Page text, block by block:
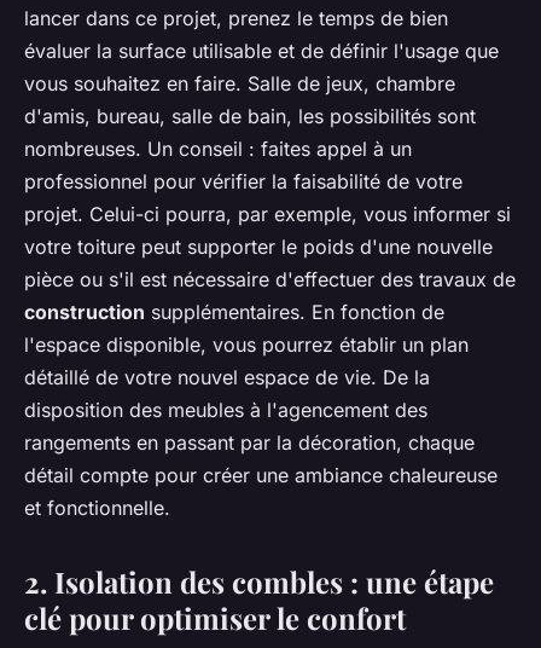
lancer dans ce projet, prenez le temps de bien
évaluer la surface utilisable et de définir l'usage que
vous souhaitez en faire. Salle de jeux, chambre
d'amis, bureau, salle de bain, les possibilités sont
nombreuses. Un conseil : faites appel à un
professionnel pour vérifier la faisabilité de votre
projet. Celui-ci pourra, par exemple, vous informer si
votre toiture peut supporter le poids d'une nouvelle
pièce ou s'il est nécessaire d'effectuer des travaux de
construction supplémentaires. En fonction de
l'espace disponible, vous pourrez établir un plan
détaillé de votre nouvel espace de vie. De la
disposition des meubles à l'agencement des
rangements en passant par la décoration, chaque
détail compte pour créer une ambiance chaleureuse
et fonctionnelle.
2. Isolation des combles : une étape
clé pour optimiser le confort